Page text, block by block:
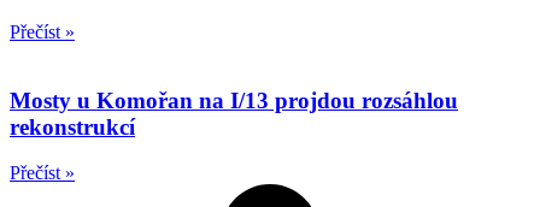
Přečíst »
Mosty u Komořan na I/13 projdou rozsáhlou
rekonstrukcí
Přečíst »